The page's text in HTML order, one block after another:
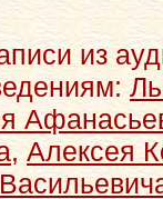
из
, Алексея